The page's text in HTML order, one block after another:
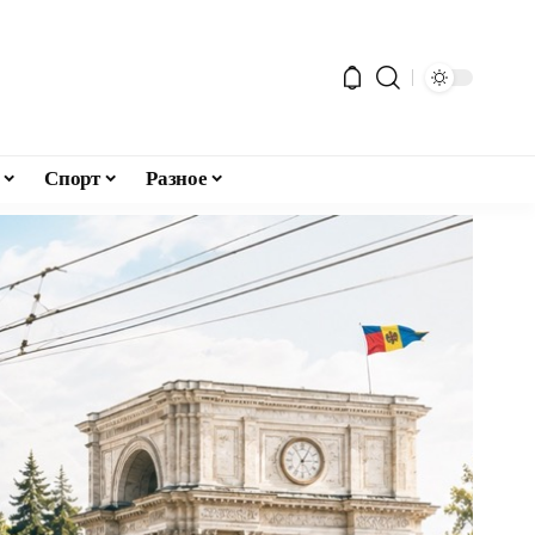
Спорт Разное